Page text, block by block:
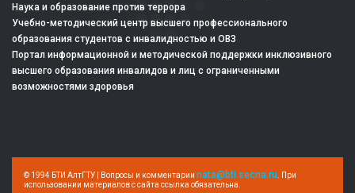
Наука и образование против террора
Учебно-методический центр высшего профессионального
образования студентов с инвалидностью и ОВЗ
Портал информационной и методической поддержки инклюзивного
высшего образования инвалидов и лиц с ограниченными
возможностями здоровья
© 1994 БТИ АлтГТУ | Вопросы и комментарии nata@bti.secna.ru . При
использовании материалов с сайта ссылка обязательна.